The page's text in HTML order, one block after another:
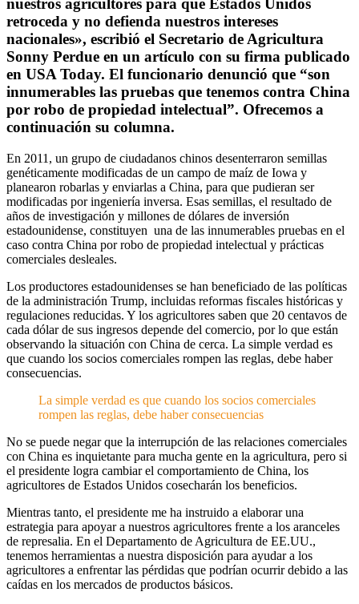
nuestros agricultores para que Estados Unidos
retroceda y no defienda nuestros intereses
nacionales», escribió el Secretario de Agricultura
Sonny Perdue en un artículo con su firma publicado
en USA Today. El funcionario denunció que “son
innumerables las pruebas que tenemos contra China
por robo de propiedad intelectual”. Ofrecemos a
continuación su columna.
En 2011, un grupo de ciudadanos chinos desenterraron semillas
genéticamente modificadas de un campo de maíz de Iowa y
planearon robarlas y enviarlas a China, para que pudieran ser
modificadas por ingeniería inversa. Esas semillas, el resultado de
años de investigación y millones de dólares de inversión
estadounidense, constituyen una de las innumerables pruebas en el
caso contra China por robo de propiedad intelectual y prácticas
comerciales desleales.
Los productores estadounidenses se han beneficiado de las políticas
de la administración Trump, incluidas reformas fiscales históricas y
regulaciones reducidas. Y los agricultores saben que 20 centavos de
cada dólar de sus ingresos depende del comercio, por lo que están
observando la situación con China de cerca. La simple verdad es
que cuando los socios comerciales rompen las reglas, debe haber
consecuencias.
La simple verdad es que cuando los socios comerciales
rompen las reglas, debe haber consecuencias
No se puede negar que la interrupción de las relaciones comerciales
con China es inquietante para mucha gente en la agricultura, pero si
el presidente logra cambiar el comportamiento de China, los
agricultores de Estados Unidos cosecharán los beneficios.
Mientras tanto, el presidente me ha instruido a elaborar una
estrategia para apoyar a nuestros agricultores frente a los aranceles
de represalia. En el Departamento de Agricultura de EE.UU.,
tenemos herramientas a nuestra disposición para ayudar a los
agricultores a enfrentar las pérdidas que podrían ocurrir debido a las
caídas en los mercados de productos básicos.